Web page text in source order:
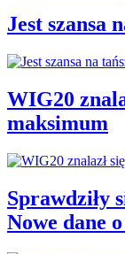
Jest szansa
WIG20
maksimum
Sprawdziły
Nowe dane